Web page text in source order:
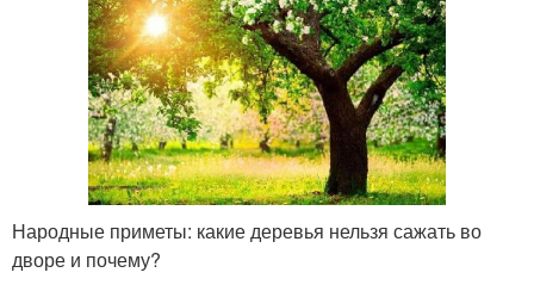
Народные приметы: какие деревья нельзя сажать во
дворе и почему?